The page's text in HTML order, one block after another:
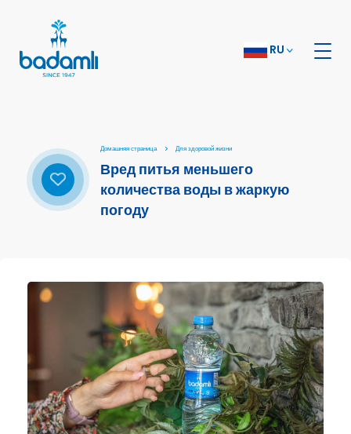
RU
Домашняя страница Для здоровой жизни
Вред питья меньшего
количества воды в жаркую
погоду